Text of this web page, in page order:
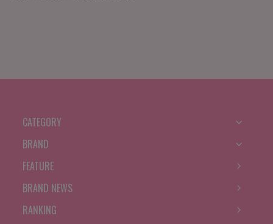
CATEGORY
BRAND
FEATURE
BRAND NEWS
RANKING